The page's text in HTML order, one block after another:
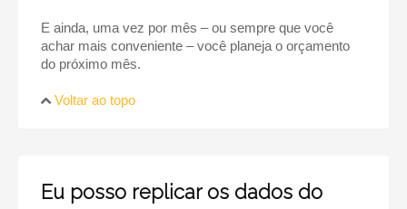
E ainda, uma vez por mês – ou sempre que você
achar mais conveniente – você planeja o orçamento
do próximo mês.
Voltar ao topo
Eu posso replicar os dados do